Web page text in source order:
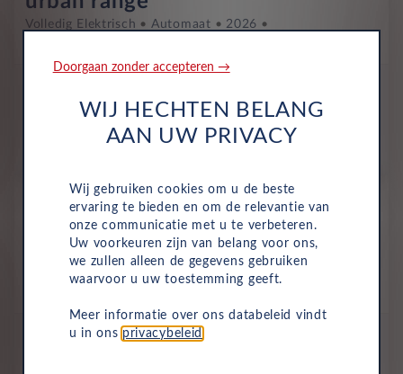
Volledig Elektrisch Automaat
2026
557
Nieuw
Techno BEV 52kWh 150 pk
comfort range
All-inclusive prijs
Doorgaan zonder accepteren →
WIJ HECHTEN BELANG
AAN UW PRIVACY
Wij gebruiken cookies om u de beste
ervaring te bieden en om de relevantie van
onze communicatie met u te verbeteren.
Uw voorkeuren zijn van belang voor ons,
we zullen alleen de gegevens gebruiken
waarvoor u uw toestemming geeft.
Meer informatie over ons databeleid vindt
u in ons privacybeleid